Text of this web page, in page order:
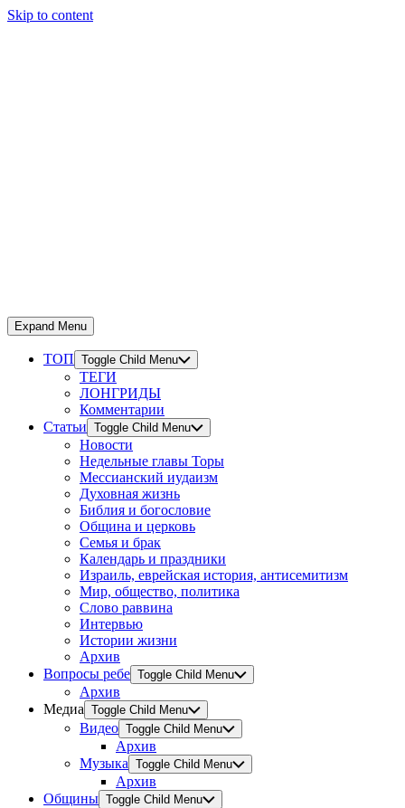
Skip to content
Expand Menu
ТОП Toggle Child Menu
ТЕГИ
ЛОНГРИДЫ
Комментарии
Статьи Toggle Child Menu
Новости
Недельные главы Торы
Мессианский иудаизм
Духовная жизнь
Библия и богословие
Община и церковь
Семья и брак
Календарь и праздники
Израиль, еврейская история, антисемитизм
Мир, общество, политика
Слово раввина
Интервью
Истории жизни
Архив
Вопросы ребе Toggle Child Menu
Архив
Медиа Toggle Child Menu
Видео Toggle Child Menu
Архив
Музыка Toggle Child Menu
Архив
Общины Toggle Child Menu